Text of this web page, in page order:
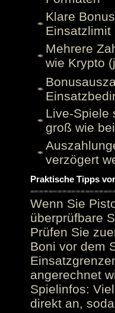
Klare
Einsatzlimit
Mehrere
wie Krypto
Live-Spiele
groß wie
verzögert
Praktische Tipps
Wenn Sie
überprüfbare
Prüfen Sie
Boni vor dem
angerechnet
Spielinfos:
direkt an,